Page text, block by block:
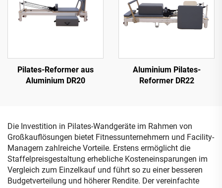
Pilates-Reformer aus
Aluminium DR20
Aluminium Pilates-
Reformer DR22
Die Investition in Pilates-Wandgeräte im Rahmen von
Großkauflösungen bietet Fitnessunternehmern und Facility-
Managern zahlreiche Vorteile. Erstens ermöglicht die
Staffelpreisgestaltung erhebliche Kosteneinsparungen im
Vergleich zum Einzelkauf und führt so zu einer besseren
Budgetverteilung und höherer Rendite. Der vereinfachte